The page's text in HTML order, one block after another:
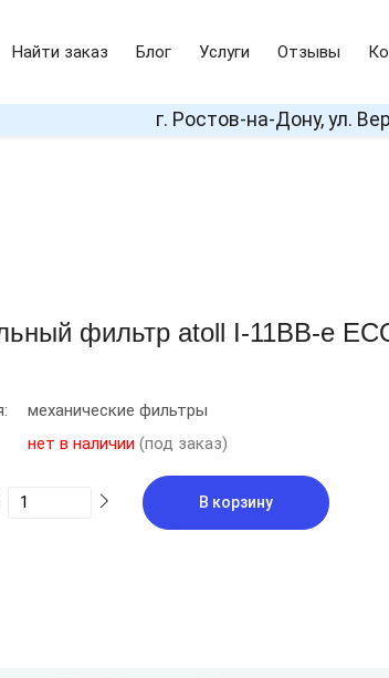
Найти заказ Блог Услуги Отзывы
г. Ростов-на-Дону, ул.
фильтр atoll I-11BB-e
механические фильтры
нет в наличии (под заказ)
В корзину